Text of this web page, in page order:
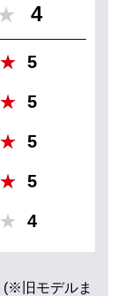
4
5
5
5
5
4
(※旧モデルま